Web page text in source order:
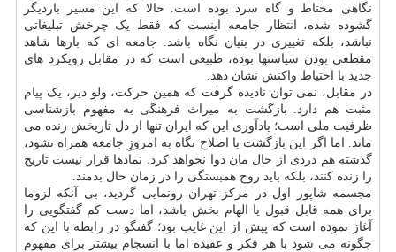
نگاهی محتاط و گاه سرد بوده است. حالا که این مسیر باردیگر
گشوده شده، انتظار جامعه اینست که فقط یک چرخش تبلیغاتی
نباشد، بلکه تغییری در بنیان نگاه باشد. جامعه ای که بارها شاهد
مقطعی بودن سیاستها بوده، طبیعی است که در مقابل رویکرد های
جدید با احتیاط واکنش نشان دهد.
در مقابل، نمی توان نادیده گرفت که همین حرکت، ولو دیر، یک پیام
مثبت هم دارد. بازگشت به میراث فرهنگی به مفهوم بازشناسی
ظرفیت ملی است؛ یادآوری این که ایران تنها از دل تاریخش زنده می
ماند. اما اگر این بازگشت با اصلاح نگاه به امروزِ جامعه همراه نشود،
گذشته هم دردی از حال مان دوا نخواهد کرد. نمادها قرار نیست تاریخ
را زنده کنند، بلکه باید روح همبستگی را در زمان حال بدمند.
مجسمه شاپور اول در مرکز تهران رونمایی گردید، بی آنکه لزوما
برای همه قابل قبول یا الهام بخش باشد، اما دست کم گفتگویی را
آغاز نموده است که پیش از این غایب بود؛ گفتگو در رابطه با این که
چگونه می شود با هر فکر و عقیده اما با انسجام بیشتر برای مفهوم